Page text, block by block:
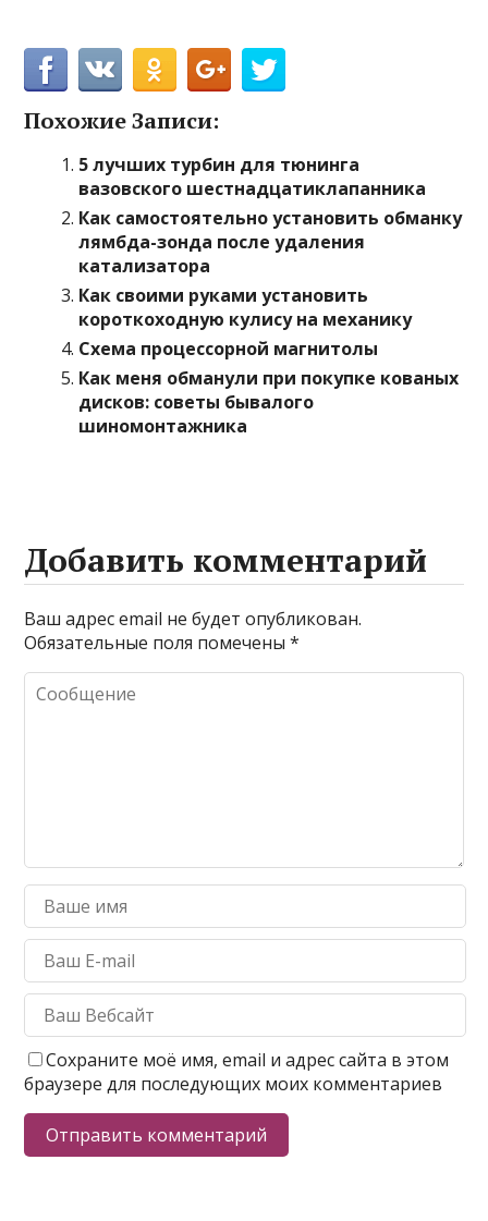
Похожие Записи:
5 лучших турбин для тюнинга
вазовского шестнадцатиклапанника
Как самостоятельно установить обманку
лямбда-зонда после удаления
катализатора
Как своими руками установить
короткоходную кулису на механику
Схема процессорной магнитолы
Как меня обманули при покупке кованых
дисков: советы бывалого
шиномонтажника
Добавить комментарий
Ваш адрес email не будет опубликован.
Обязательные поля помечены*
Сохраните моё имя, email и адрес сайта в этом
браузере для последующих моих комментариев